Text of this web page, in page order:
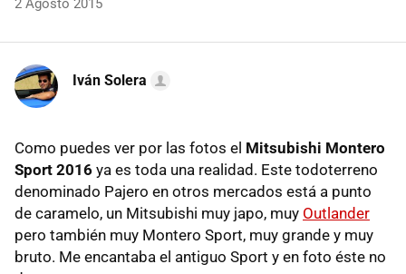
2 Agosto 2015
Iván Solera
Como puedes ver por las fotos el Mitsubishi Montero
Sport 2016 ya es toda una realidad. Este todoterreno
denominado Pajero en otros mercados está a punto
de caramelo, un Mitsubishi muy japo, muy Outlander
pero también muy Montero Sport, muy grande y muy
bruto. Me encantaba el antiguo Sport y en foto éste no